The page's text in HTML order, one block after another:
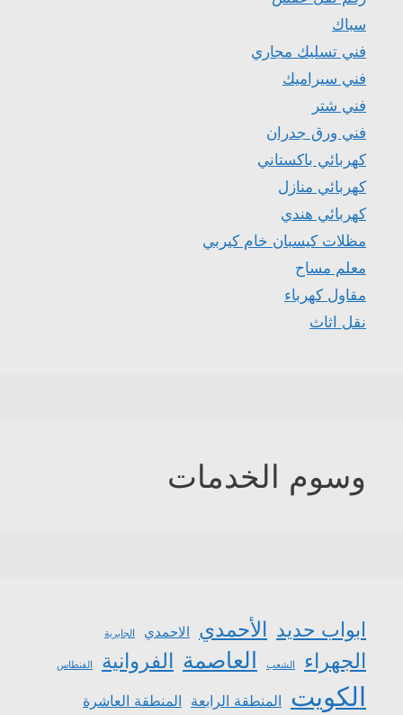
سباك
فني تسليك مجاري
فني سيراميك
فني شتر
فني ورق جدران
كهربائي باكستاني
كهربائي منازل
كهربائي هندي
مظلات كيسبان خام كيربي
معلم مساح
مقاول كهرباء
نقل اثاث
وسوم الخدمات
ابواب حديد الأحمدي الاحمدي الجابرية
الجهراء الشعب العاصمة الفروانية الفنطاس
الكويت المنطقة الرابعة المنطقة العاشرة